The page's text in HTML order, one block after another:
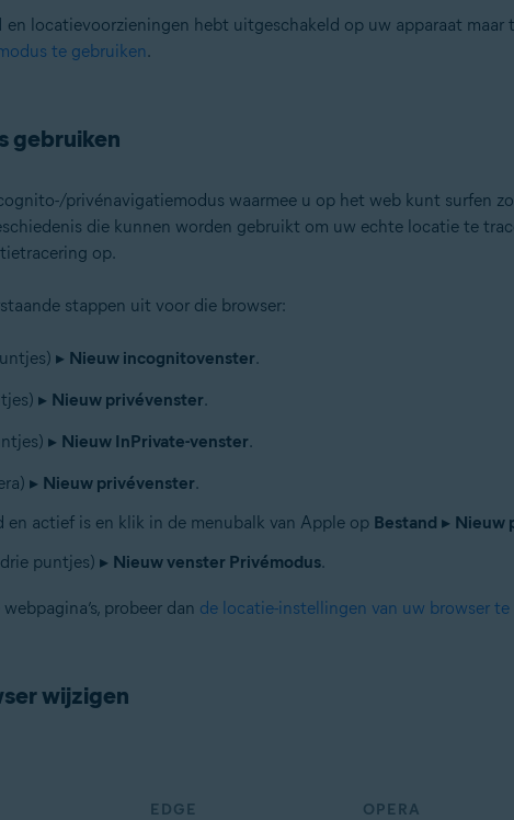
locatievoorzieningen hebt uitgeschakeld op uw apparaat
te gebruiken.
gebruiken
privénavigatiemodus waarmee u op het web kunt surfen
die kunnen worden gebruikt om uw echte locatie te
op.
stappen uit voor die browser:
▸ Nieuw incognitovenster.
▸ Nieuw privévenster.
▸ Nieuw InPrivate-venster.
▸ Nieuw privévenster.
actief is en klik in de menubalk van Apple op Bestand ▸ Nieuw
puntjes) ▸ Nieuw venster Privémodus.
probeer dan de locatie-instellingen van uw browser
wijzigen
EDGE OPERA